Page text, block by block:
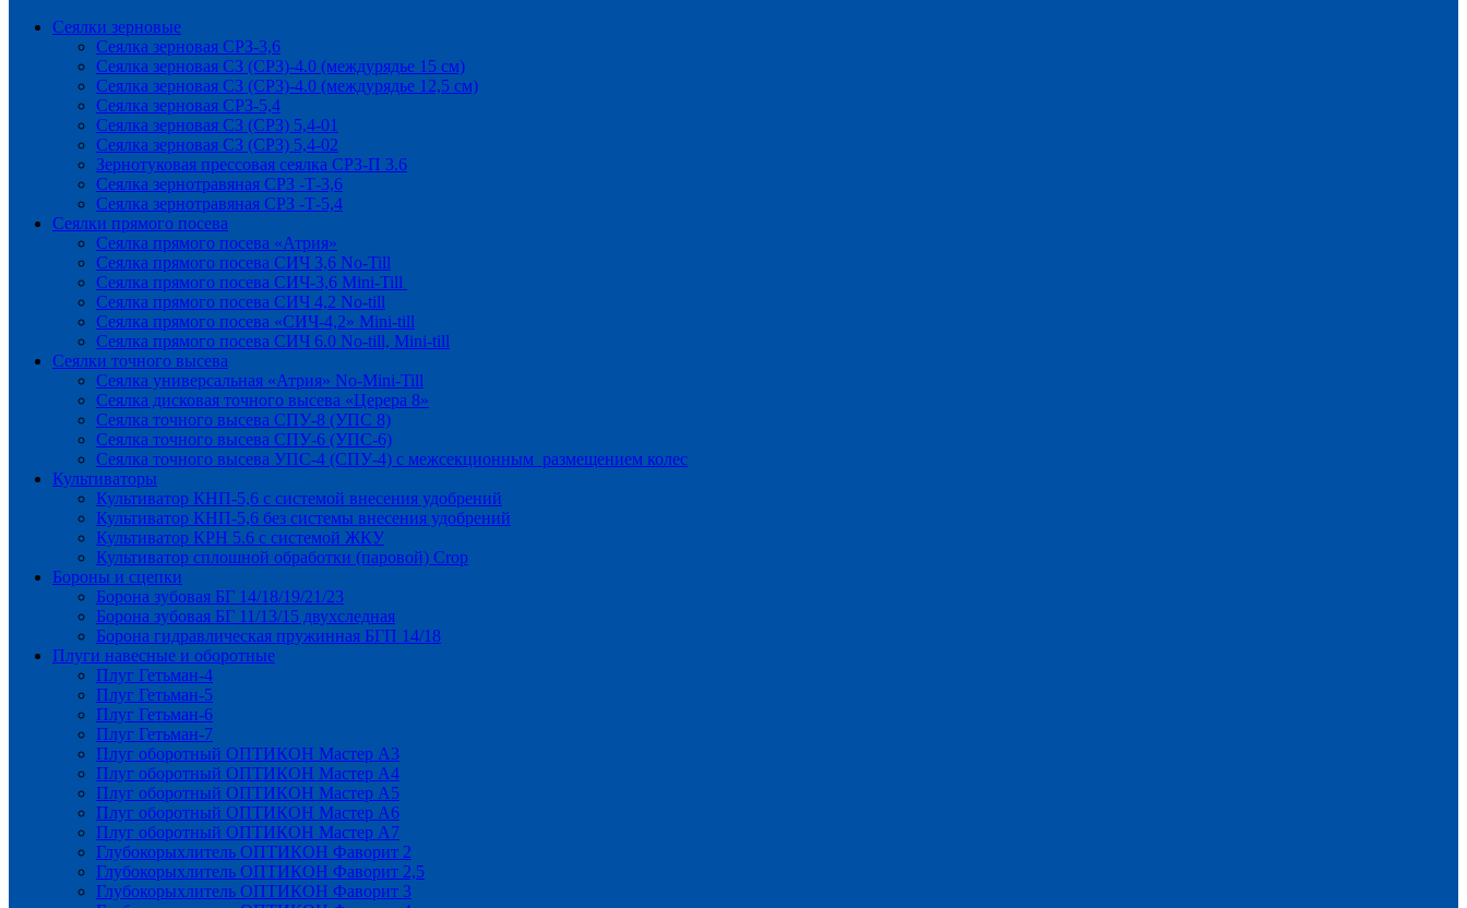
Сеялки зерновые
Сеялка зерновая СРЗ-3,6
Сеялка зерновая СЗ (СРЗ)-4.0 (междурядье 15 см)
Сеялка зерновая СЗ (СРЗ)-4.0 (междурядье 12,5 см)
Сеялка зерновая СРЗ-5,4
Сеялка зерновая СЗ (СРЗ) 5,4-01
Сеялка зерновая СЗ (СРЗ) 5,4-02
Зернотуковая прессовая сеялка СРЗ-П 3.6
Сеялка зернотравяная СРЗ -Т-3,6
Сеялка зернотравяная СРЗ -Т-5,4
Сеялки прямого посева
Сеялка прямого посева «Атрия»
Сеялка прямого посева СИЧ 3,6 No-Till
Сеялка прямого посева СИЧ-3,6 Mini-Till
Сеялка прямого посева СИЧ 4,2 No-till
Сеялка прямого посева «СИЧ-4,2» Mini-till
Сеялка прямого посева СИЧ 6.0 No-till, Mini-till
Сеялки точного высева
Сеялка универсальная «Атрия» No-Mini-Till
Сеялка дисковая точного высева «Церера 8»
Сеялка точного высева СПУ-8 (УПС 8)
Сеялка точного высева СПУ-6 (УПС-6)
Сеялка точного высева УПС-4 (СПУ-4) с межсекционным размещением колес
Культиваторы
Культиватор КНП-5,6 с системой внесения удобрений
Культиватор КНП-5,6 без системы внесения удобрений
Культиватор КРН 5.6 с системой ЖКУ
Культиватор сплошной обработки (паровой) Crop
Бороны и сцепки
Борона зубовая БГ 14/18/19/21/23
Борона зубовая БГ 11/13/15 двухследная
Борона гидравлическая пружинная БГП 14/18
Плуги навесные и оборотные
Плуг Гетьман-4
Плуг Гетьман-5
Плуг Гетьман-6
Плуг Гетьман-7
Плуг оборотный ОПТИКОН Мастер А3
Плуг оборотный ОПТИКОН Мастер А4
Плуг оборотный ОПТИКОН Мастер А5
Плуг оборотный ОПТИКОН Мастер А6
Плуг оборотный ОПТИКОН Мастер А7
Глубокорыхлитель ОПТИКОН Фаворит 2
Глубокорыхлитель ОПТИКОН Фаворит 2,5
Глубокорыхлитель ОПТИКОН Фаворит 3